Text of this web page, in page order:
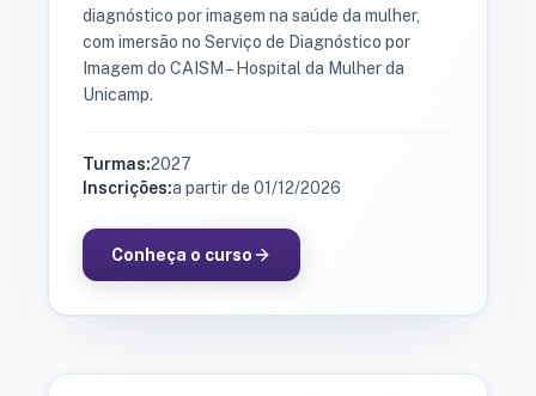
diagnóstico por imagem na saúde da mulher,
com imersão no Serviço de Diagnóstico por
Imagem do CAISM – Hospital da Mulher da
Unicamp.
Turmas:2027
Inscrições:a partir de 01/12/2026
Conheça o curso